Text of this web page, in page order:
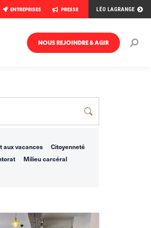
ENTREPRISES PRESSE LÉO LAGRANGE
NOUS REJOINDRE & AGIR
aux vacances
Citoyenneté
Milieu carcéral